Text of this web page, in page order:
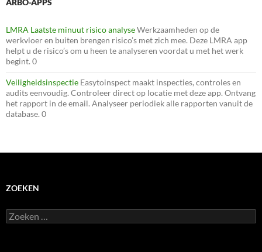
LMRA Laatste minuut risico analyseWerkzaamheden op de
werkvloer en buiten brengen risico’s met zich mee. Deze LMRA app
helpt u de risico’s om u heen te analyseren voordat u met het werk
begint. 0
Veiligheidsinspectie Easytoinspect maakt inspecties, controles en
audits eenvoudig. Controleer direct op locatie met deze app. Ontvang
het rapport in de email. Analyseer periodiek alle rapporten vanuit de
database. 0
ZOEKEN
Zoeken
naar: